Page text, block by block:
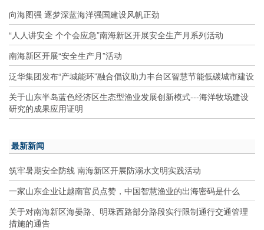
向海图强 逐梦深蓝海洋强国建设风帆正劲
“人人讲安全 个个会应急”南海新区开展安全生产月系列活动
南海新区开展“安全生产月”活动
泛华集团发布“产城能环”融合倡议助力丰台区智慧节能低碳城市建设
关于山东半岛蓝色经济区生态型渔业发展创新模式---海洋牧场建设
研究的成果应用证明
最新新闻
筑牢暑期安全防线 南海新区开展防溺水文明实践活动
一家山东企业让越南官员点赞，中国智慧渔业的出海密码是什么
关于对南海新区海晏路、明珠西路部分路段实行限制通行交通管理
措施的通告